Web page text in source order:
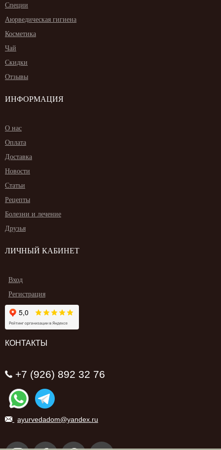
Специи
Аюрведическая гигиена
Косметика
Чай
Скидки
Отзывы
ИНФОРМАЦИЯ
О нас
Оплата
Доставка
Новости
Статьи
Рецепты
Болезни и лечение
Друзья
ЛИЧНЫЙ КАБИНЕТ
Вход
Регистрация
КОНТАКТЫ
+7 (926) 892 32 76
ayurvedadom@yandex.ru